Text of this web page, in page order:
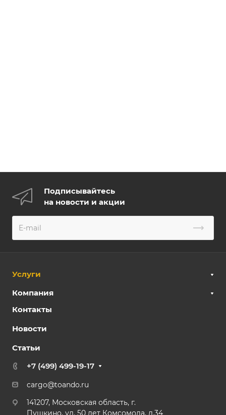
Подписывайтесь
на новости и акции
Услуги
Компания
Контакты
Новости
Статьи
+7 (499) 499-19-17
cargo@toando.ru
141207, Московская область, г.
Пушкино, ул. 50 лет Комсомола, д.34